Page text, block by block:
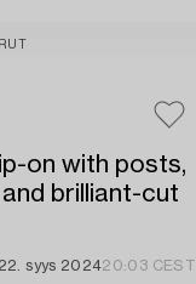
on with posts,
brilliant-cut
22. syys 202420:03 CEST